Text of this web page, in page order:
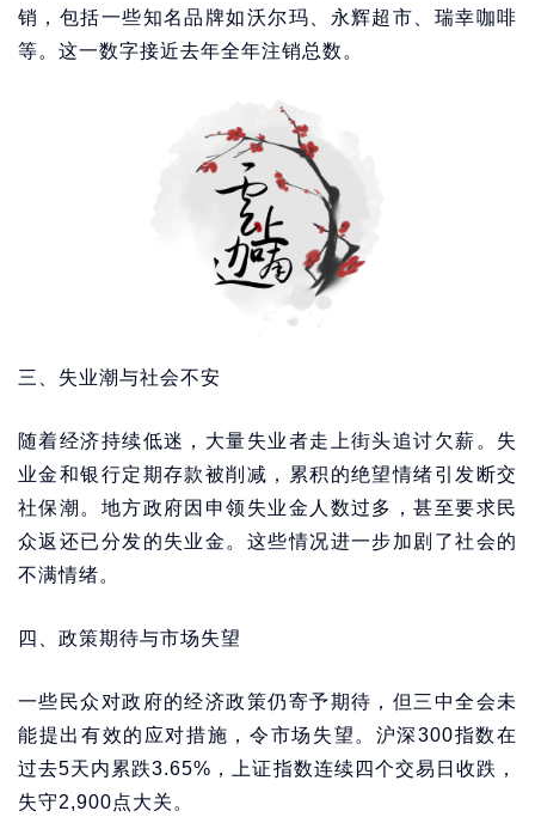
销，包括一些知名品牌如沃尔玛、永辉超市、瑞幸咖啡
等。这一数字接近去年全年注销总数。
三、失业潮与社会不安
随着经济持续低迷，大量失业者走上街头追讨欠薪。失
业金和银行定期存款被削减，累积的绝望情绪引发断交
社保潮。地方政府因申领失业金人数过多，甚至要求民
众返还已分发的失业金。这些情况进一步加剧了社会的
不满情绪。
四、政策期待与市场失望
一些民众对政府的经济政策仍寄予期待，但三中全会未
能提出有效的应对措施，令市场失望。沪深300指数在
过去5天内累跌3.65%，上证指数连续四个交易日收跌，
失守2,900点大关。